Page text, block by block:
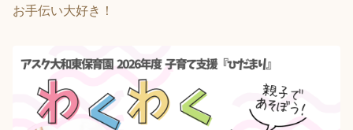
お手伝い大好き！